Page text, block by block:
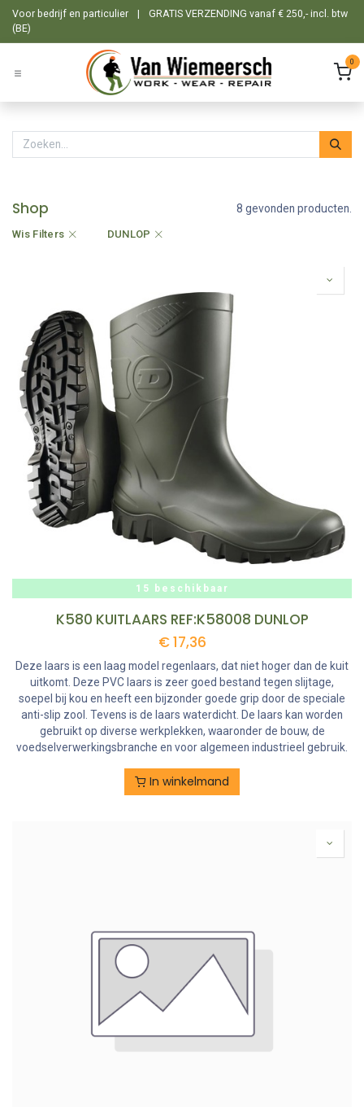
Overslaan naar inhoud
Voor bedrijf en particulier |
GRATIS VERZENDING vanaf € 250,- incl. btw
(BE)
0
Shop 8 gevonden producten.
Wis Filters DUNLOP
15 beschikbaar
K580 KUITLAARS REF:K58008 DUNLOP
€17,36
Deze laars is een laag model regenlaars, dat niet hoger dan de kuit
uitkomt. Deze PVC laars is zeer goed bestand tegen slijtage,
soepel bij kou en heeft een bijzonder goede grip door de speciale
anti-slip zool. Tevens is de laars waterdicht. De laars kan worden
gebruikt op diverse werkplekken, waaronder de bouw, de
voedselverwerkingsbranche en voor algemeen industrieel gebruik.
In winkelmand